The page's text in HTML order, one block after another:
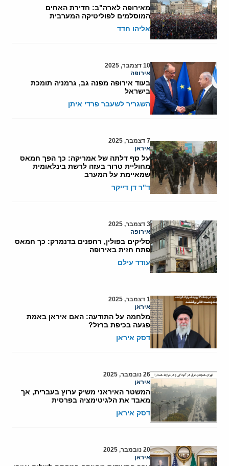
מאירופה לארה"ב: חדירת האחים
המוסלמים לפוליטיקה המערבית
אליהו חדד
10 דצמבר, 2025
אירופה
בעוד אירופה מפנה גב, גרמניה תומכת
בישראל
השגריר לשעבר פרדי איתן
7 דצמבר, 2025
איראן
על סף דלתה של אמריקה: כך הפך חמאס
מחוליית טרור בעזה לרשת בינלאומית
שמאיימת על המערב
ד"ר דן דייקר
3 דצמבר, 2025
אירופה
סליקים בפולין, רחפנים בדנמרק: כך חמאס
פתח חזית באירופה
עודד עילם
1 דצמבר, 2025
איראן
מלחמה על התודעה: האם איראן באמת
פגעה בכיפת ברזל?
דסק איראן
26 נובמבר, 2025
איראן
המשטר האיראני משיק ערוץ בעברית, אך
מאבד את הלגיטימציה בפרסית
דסק איראן
20 נובמבר, 2025
איראן